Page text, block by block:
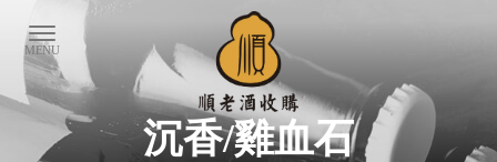
沉香/雞血石